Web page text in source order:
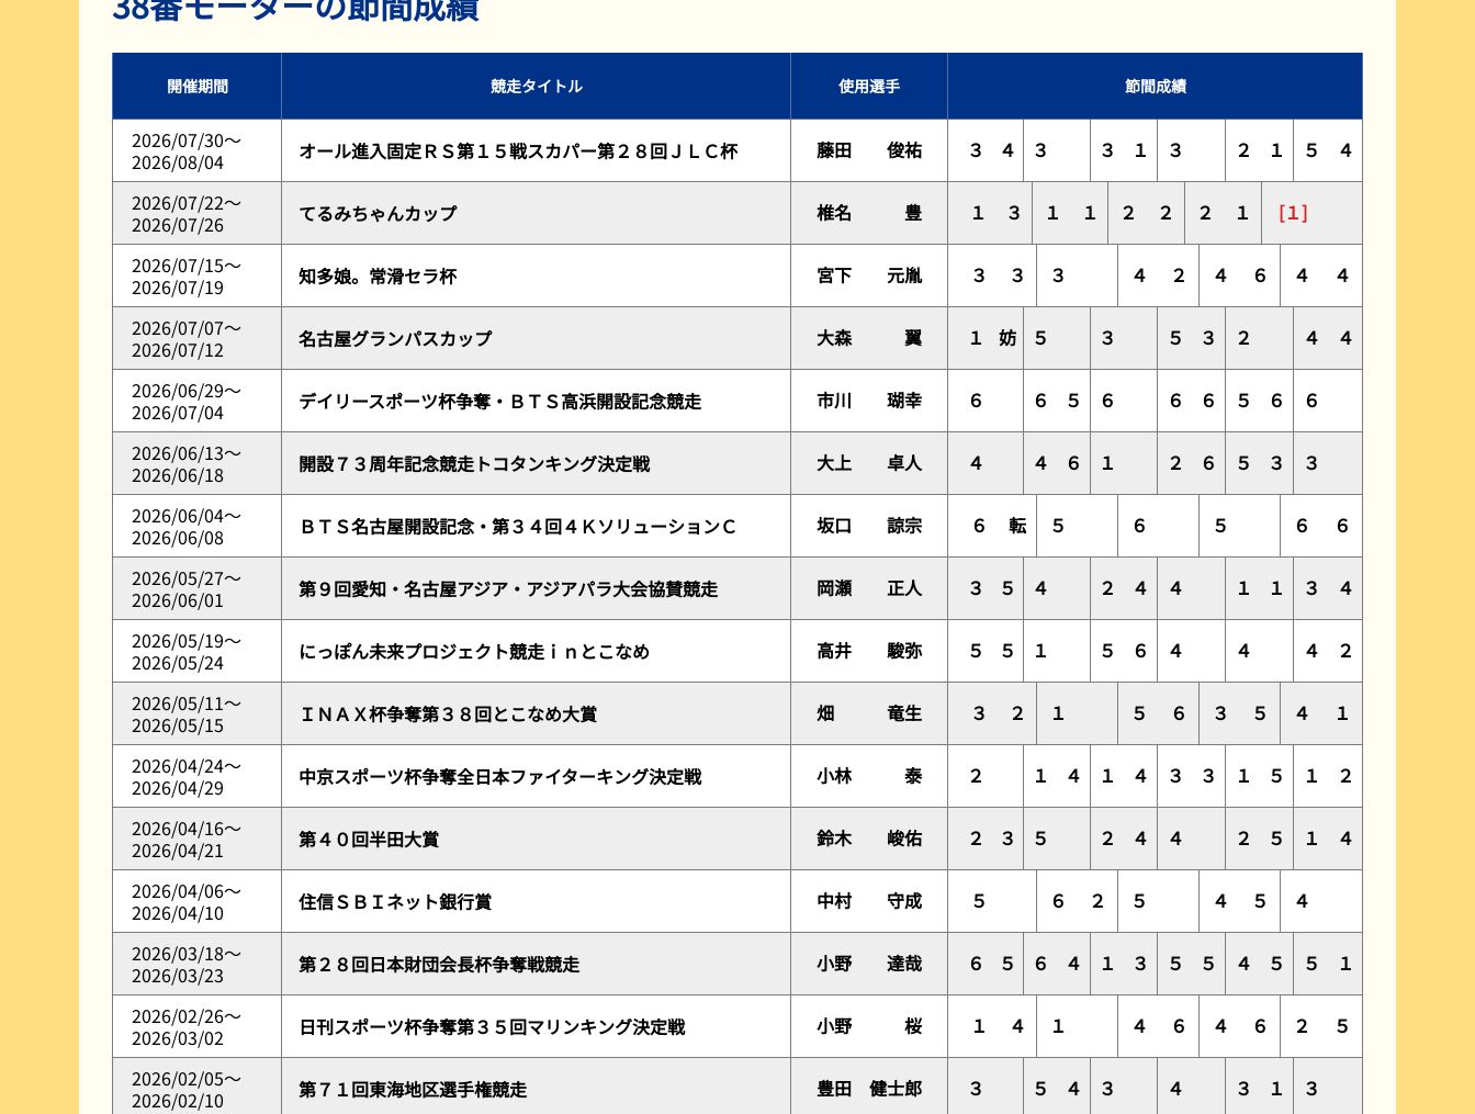
開催期間 競走タイトル 使用選手 節間成績
2026/07/30～
2026/08/04
オール進入固定ＲＳ第１５戦スカパー第２８回ＪＬＣ杯 藤田 俊祐 ３ ４ ３ ３ １ ３ ２ １ ５
４
2026/07/22～
2026/07/26
てるみちゃんカップ 椎名 豊 １ ３ １ １ ２ ２ ２ １
[１]
2026/07/15～
2026/07/19
知多娘。常滑セラ杯 宮下 元胤 ３ ３ ３ ４ ２ ４ ６ ４
４
2026/07/07～
2026/07/12
名古屋グランパスカップ 大森 翼 １ 妨 ５ ３ ５ ３ ２ ４
４
2026/06/29～
2026/07/04
デイリースポーツ杯争奪・ＢＴＳ高浜開設記念競走 市川 瑚幸 ６ ６ ５ ６ ６ ６ ５ ６
６
2026/06/13～
2026/06/18
開設７３周年記念競走トコタンキング決定戦 大上 卓人 ４ ４ ６ １ ２ ６ ５ ３
３
2026/06/04～
2026/06/08
ＢＴＳ名古屋開設記念・第３４回４ＫソリューションＣ 坂口 諒宗 ６ 転 ５ ６ ５ ６
６
2026/05/27～
2026/06/01
第９回愛知・名古屋アジア・アジアパラ大会協賛競走 岡瀬 正人 ３ ５ ４ ２ ４ ４ １ １ ３
４
2026/05/19～
2026/05/24
にっぽん未来プロジェクト競走ｉｎとこなめ 高井 駿弥 ５ ５ １ ５ ６ ４ ４ ４
２
2026/05/11～
2026/05/15
ＩＮＡＸ杯争奪第３８回とこなめ大賞 畑 竜生 ３ ２ １ ５ ６ ３ ５ ４
１
2026/04/24～
2026/04/29
中京スポーツ杯争奪全日本ファイターキング決定戦 小林 泰 ２ １ ４ １ ４ ３ ３ １ ５ １
２
2026/04/16～
2026/04/21
第４０回半田大賞 鈴木 峻佑 ２ ３ ５ ２ ４ ４ ２ ５ １
４
2026/04/06～
2026/04/10
住信ＳＢＩネット銀行賞 中村 守成 ５ ６ ２ ５ ４ ５
４
2026/03/18～
2026/03/23
第２８回日本財団会長杯争奪戦競走 小野 達哉 ６ ５ ６ ４ １ ３ ５ ５ ４ ５ ５
１
2026/02/26～
2026/03/02
日刊スポーツ杯争奪第３５回マリンキング決定戦 小野 桜 １ ４ １ ４ ６ ４ ６ ２
５
2026/02/05～
2026/02/10
第７１回東海地区選手権競走 豊田 健士郎 ３ ５ ４ ３ ４ ３ １
３